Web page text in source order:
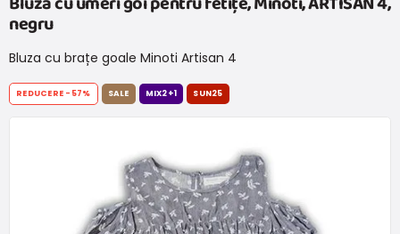
negru
Bluza cu brațe goale Minoti Artisan 4
REDUCERE -57% SALE MIX2+1 SUN25